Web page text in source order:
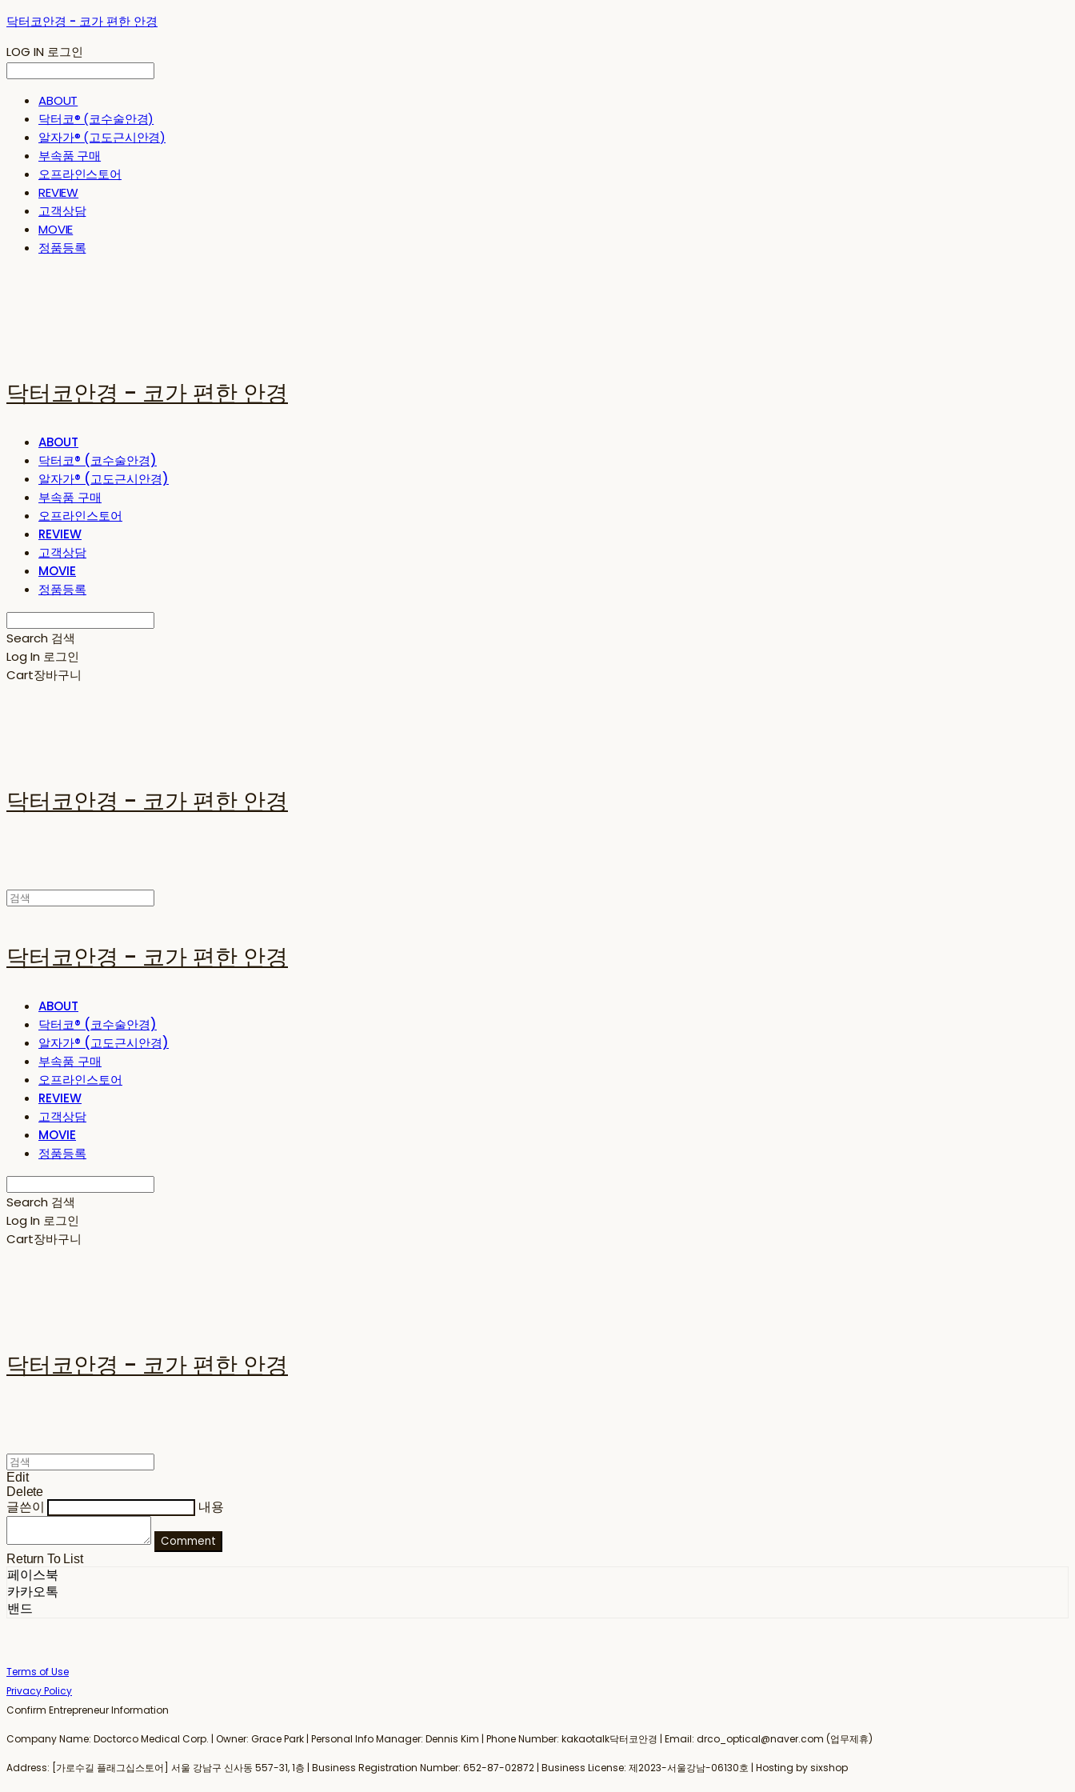
닥터코안경 - 코가 편한 안경
LOG IN 로그인
ABOUT
닥터코® (코수술안경)
알자가® (고도근시안경)
부속품 구매
오프라인스토어
REVIEW
고객상담
MOVIE
정품등록
닥터코안경 - 코가 편한 안경
ABOUT
닥터코® (코수술안경)
알자가® (고도근시안경)
부속품 구매
오프라인스토어
REVIEW
고객상담
MOVIE
정품등록
Search 검색
Log In 로그인
Cart장바구니
닥터코안경 - 코가 편한 안경
닥터코안경 - 코가 편한 안경
ABOUT
닥터코® (코수술안경)
알자가® (고도근시안경)
부속품 구매
오프라인스토어
REVIEW
고객상담
MOVIE
정품등록
Search 검색
Log In 로그인
Cart장바구니
닥터코안경 - 코가 편한 안경
Edit
Delete
글쓴이
내용
Comment
Return To List
페이스북
카카오톡
밴드
Terms of Use
Privacy Policy
Confirm Entrepreneur Information
Company Name: Doctorco Medical Corp. | Owner: Grace Park | Personal Info Manager: Dennis Kim | Phone Number: kakaotalk닥터코안경 | Email: drco_optical@naver.com (업무제휴)
Address: [가로수길 플래그십스토어] 서울 강남구 신사동 557-31, 1층 | Business Registration Number: 652-87-02872 | Business License: 제2023-서울강남-06130호 | Hosting by sixshop